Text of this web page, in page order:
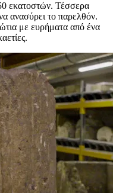
εκατοστών. Τέσσερα
ανασύρει το παρελθόν.
με ευρήματα από ένα